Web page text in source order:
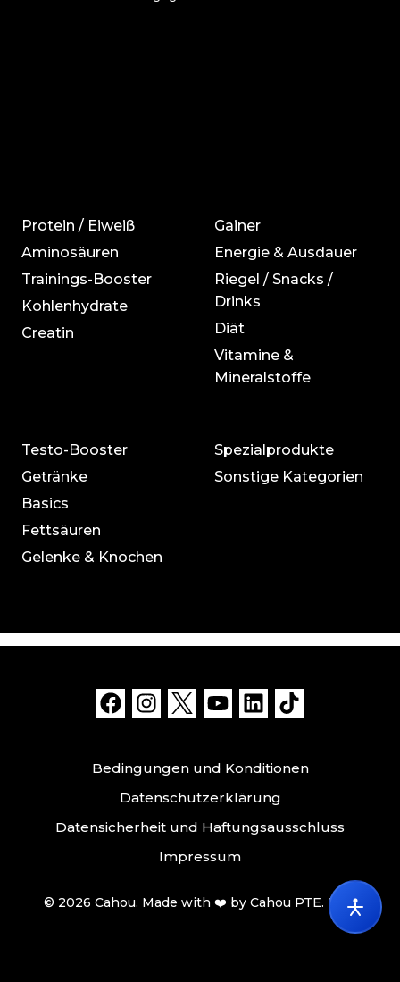
Protein / Eiweiß
Aminosäuren
Trainings-Booster
Kohlenhydrate
Creatin
Gainer
Energie & Ausdauer
Riegel / Snacks /
Drinks
Diät
Vitamine &
Mineralstoffe
Testo-Booster
Getränke
Basics
Fettsäuren
Gelenke & Knochen
Spezialprodukte
Sonstige Kategorien
Bedingungen und Konditionen
Datenschutzerklärung
Datensicherheit und Haftungsausschluss
Impressum
© 2026 Cahou. Made with ❤️ by Cahou PTE. LTD.